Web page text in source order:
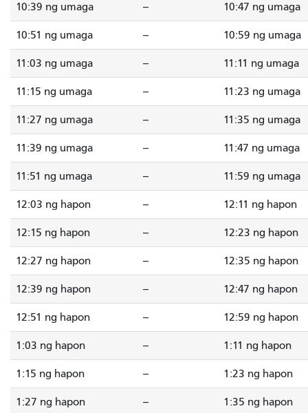
10:39 ng umaga -- 10:47 ng umaga
10:51 ng umaga -- 10:59 ng umaga
11:03 ng umaga -- 11:11 ng umaga
11:15 ng umaga -- 11:23 ng umaga
11:27 ng umaga -- 11:35 ng umaga
11:39 ng umaga -- 11:47 ng umaga
11:51 ng umaga -- 11:59 ng umaga
12:03 ng hapon -- 12:11 ng hapon
12:15 ng hapon -- 12:23 ng hapon
12:27 ng hapon -- 12:35 ng hapon
12:39 ng hapon -- 12:47 ng hapon
12:51 ng hapon -- 12:59 ng hapon
1:03 ng hapon -- 1:11 ng hapon
1:15 ng hapon -- 1:23 ng hapon
1:27 ng hapon -- 1:35 ng hapon